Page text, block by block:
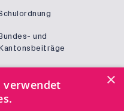
Bundes- und
Kantonsbeiträge
×
verwendet